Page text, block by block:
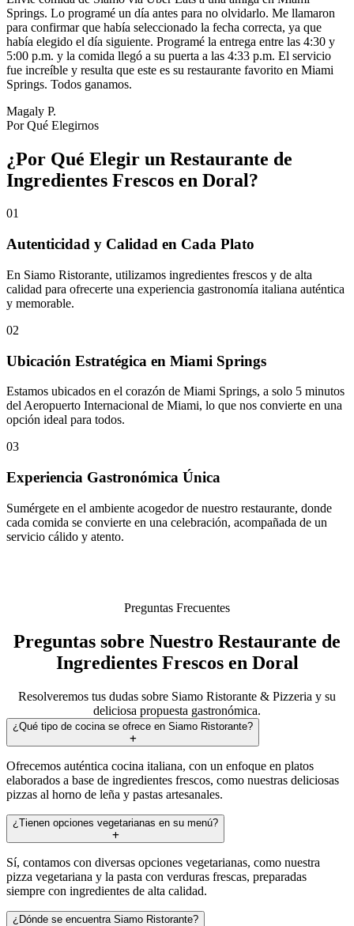
Springs. Lo programé un día antes para no olvidarlo. Me llamaron
para confirmar que había seleccionado la fecha correcta, ya que
había elegido el día siguiente. Programé la entrega entre las 4:30 y
5:00 p.m. y la comida llegó a su puerta a las 4:33 p.m. El servicio
fue increíble y resulta que este es su restaurante favorito en Miami
Springs. Todos ganamos.
Magaly P.
Por Qué Elegirnos
¿Por Qué Elegir un Restaurante de
Ingredientes Frescos en Doral?
01
Autenticidad y Calidad en Cada Plato
En Siamo Ristorante, utilizamos ingredientes frescos y de alta
calidad para ofrecerte una experiencia gastronomía italiana auténtica
y memorable.
02
Ubicación Estratégica en Miami Springs
Estamos ubicados en el corazón de Miami Springs, a solo 5 minutos
del Aeropuerto Internacional de Miami, lo que nos convierte en una
opción ideal para todos.
03
Experiencia Gastronómica Única
Sumérgete en el ambiente acogedor de nuestro restaurante, donde
cada comida se convierte en una celebración, acompañada de un
servicio cálido y atento.
Preguntas Frecuentes
Preguntas sobre Nuestro Restaurante de
Ingredientes Frescos en Doral
Resolveremos tus dudas sobre Siamo Ristorante & Pizzeria y su
deliciosa propuesta gastronómica.
¿Qué tipo de cocina se ofrece en Siamo Ristorante?
Ofrecemos auténtica cocina italiana, con un enfoque en platos
elaborados a base de ingredientes frescos, como nuestras deliciosas
pizzas al horno de leña y pastas artesanales.
¿Tienen opciones vegetarianas en su menú?
Sí, contamos con diversas opciones vegetarianas, como nuestra
pizza vegetariana y la pasta con verduras frescas, preparadas
siempre con ingredientes de alta calidad.
¿Dónde se encuentra Siamo Ristorante?